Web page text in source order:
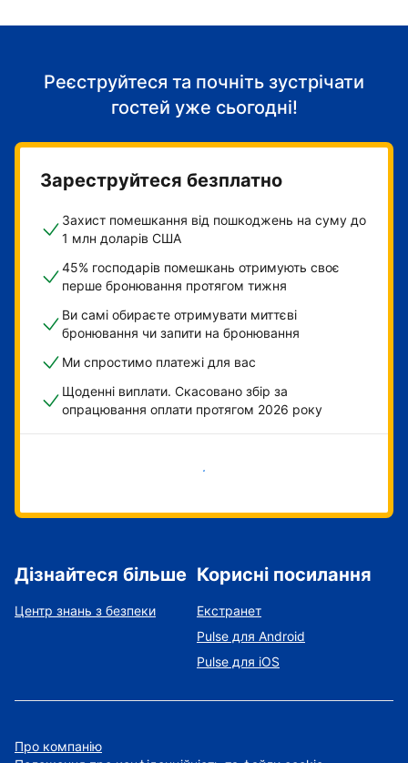
Реєструйтеся та почніть зустрічати
гостей уже сьогодні!
Зареструйтеся безплатно
Захист помешкання від пошкоджень на суму до
1 млн доларів США
45% господарів помешкань отримують своє
перше бронювання протягом тижня
Ви самі обираєте отримувати миттєві
бронювання чи запити на бронювання
Ми спростимо платежі для вас
Щоденні виплати. Скасовано збір за
опрацювання оплати протягом 2026 року
Розпочати зараз
Дізнайтеся більше
Центр знань з безпеки
Корисні посилання
Екстранет
Pulse для Android
Pulse для iOS
Про компанію